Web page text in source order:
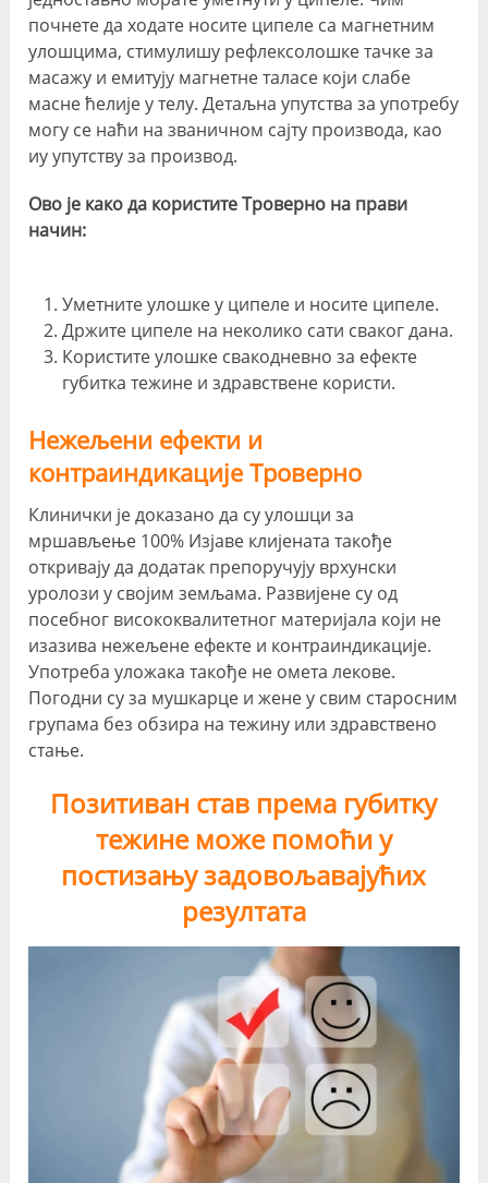
почнете да ходате носите ципеле са магнетним
улошцима, стимулишу рефлексолошке тачке за
масажу и емитују магнетне таласе који слабе
масне ћелије у телу. Детаљна упутства за употребу
могу се наћи на званичном сајту производа, као
иу упутству за производ.
Ово је како да користите Троверно на прави
начин:
Уметните улошке у ципеле и носите ципеле.
Држите ципеле на неколико сати сваког дана.
Користите улошке свакодневно за ефекте
губитка тежине и здравствене користи.
Нежељени ефекти и
контраиндикације Троверно
Клинички је доказано да су улошци за
мршављење 100% Изјаве клијената такође
откривају да додатак препоручују врхунски
уролози у својим земљама. Развијене су од
посебног висококвалитетног материјала који не
изазива нежељене ефекте и контраиндикације.
Употреба уложака такође не омета лекове.
Погодни су за мушкарце и жене у свим старосним
групама без обзира на тежину или здравствено
стање.
Позитиван став према губитку
тежине може помоћи у
постизању задовољавајућих
резултата